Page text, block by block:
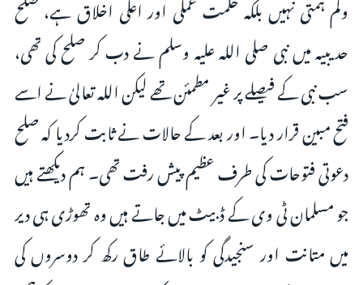
حدیبیہ میں نبی صلی اللہ علیہ وسلم نے دب کر صلح کی تھی،
سب نبی کے فیصلے پر غیر مطمئن تھے لیکن اللہ تعالیٰ نے اسے
فتح مبین قرار دیا۔ اور بعد کے حالات نے ثابت کردیا کہ صلح
دعوتی فتوحات کی طرف عظیم پیش رفت تھی۔ ہم دیکھتے ہیں
جو مسلمان ٹی وی کے ڈبیٹ میں جاتے ہیں وہ تھوڑی ہی دیر
میں متانت اور سنجیدگی کو بالائے طاق رکھ کر دوسروں کی